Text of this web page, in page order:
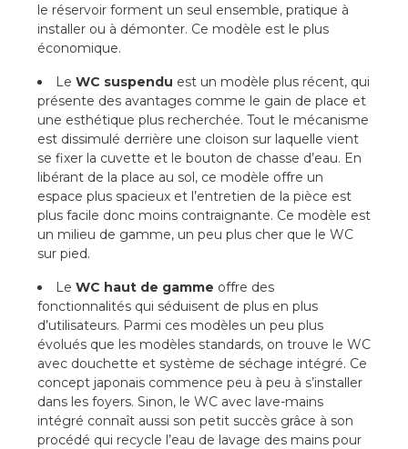
le réservoir forment un seul ensemble, pratique à
installer ou à démonter. Ce modèle est le plus
économique.
Le WC suspendu est un modèle plus récent, qui
présente des avantages comme le gain de place et
une esthétique plus recherchée. Tout le mécanisme
est dissimulé derrière une cloison sur laquelle vient
se fixer la cuvette et le bouton de chasse d’eau. En
libérant de la place au sol, ce modèle offre un
espace plus spacieux et l’entretien de la pièce est
plus facile donc moins contraignante. Ce modèle est
un milieu de gamme, un peu plus cher que le WC
sur pied.
Le WC haut de gamme offre des
fonctionnalités qui séduisent de plus en plus
d’utilisateurs. Parmi ces modèles un peu plus
évolués que les modèles standards, on trouve le WC
avec douchette et système de séchage intégré. Ce
concept japonais commence peu à peu à s’installer
dans les foyers. Sinon, le WC avec lave-mains
intégré connaît aussi son petit succès grâce à son
procédé qui recycle l’eau de lavage des mains pour